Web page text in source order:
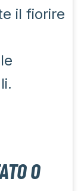
il fiorire
O